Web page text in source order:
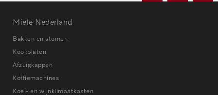
Miele Nederland
Bakken en stomen
Kookplaten
Afzuigkappen
Koffiemachines
Koel- en wijnklimaatkasten